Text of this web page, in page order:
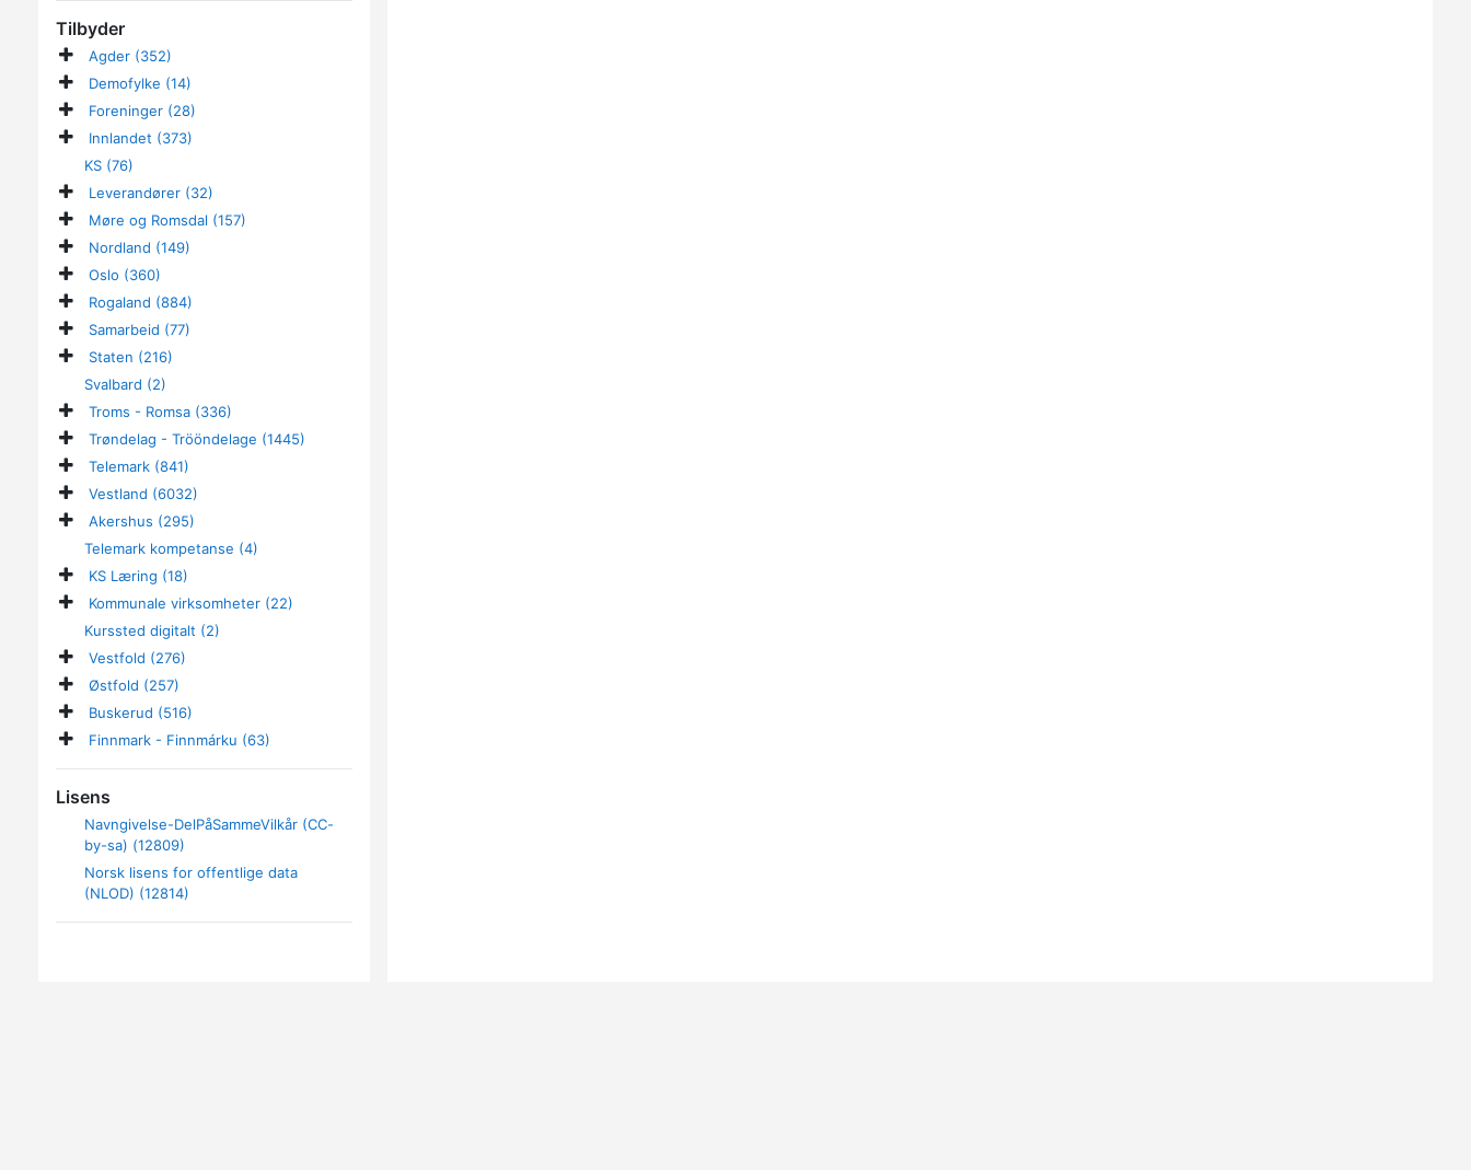
Tilbyder
Agder (352)
Demofylke (14)
Foreninger (28)
Innlandet (373)
KS (76)
Leverandører (32)
Møre og Romsdal (157)
Nordland (149)
Oslo (360)
Rogaland (884)
Samarbeid (77)
Staten (216)
Svalbard (2)
Troms - Romsa (336)
Trøndelag - Trööndelage (1445)
Telemark (841)
Vestland (6032)
Akershus (295)
Telemark kompetanse (4)
KS Læring (18)
Kommunale virksomheter (22)
Kurssted digitalt (2)
Vestfold (276)
Østfold (257)
Buskerud (516)
Finnmark - Finnmárku (63)
Lisens
Navngivelse-DelPåSammeVilkår (CC-
by-sa) (12809)
Norsk lisens for offentlige data
(NLOD) (12814)